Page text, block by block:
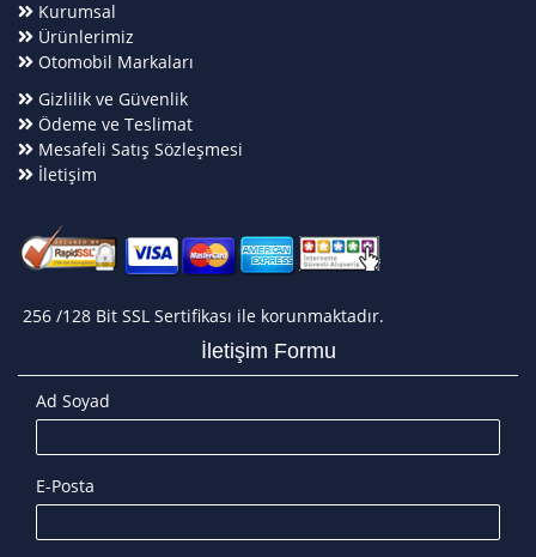
Kurumsal
Ürünlerimiz
Otomobil Markaları
Gizlilik ve Güvenlik
Ödeme ve Teslimat
Mesafeli Satış Sözleşmesi
İletişim
256 /128 Bit SSL Sertifikası ile korunmaktadır.
İletişim Formu
Ad Soyad
E-Posta